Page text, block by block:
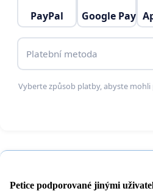
PayPal Google Pay
Platební metoda
Vyberte způsob platby, abyste
Petice podporované jinými